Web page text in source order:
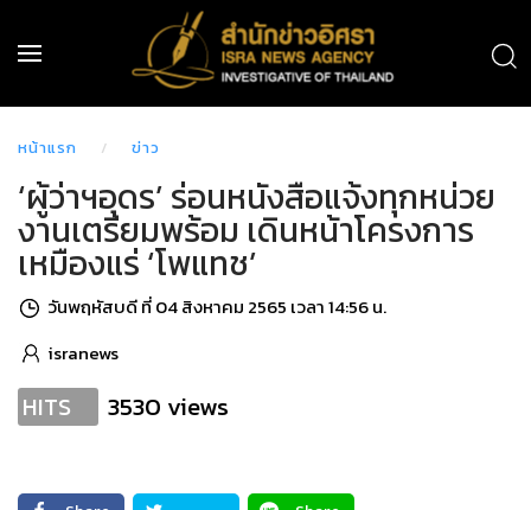
หน้าแรก ข่าว
‘ผู้ว่าฯอุดร’ ร่อนหนังสือแจ้งทุกหน่วย
งานเตรียมพร้อม เดินหน้าโครงการ
เหมืองแร่ ‘โพแทช’
วันพฤหัสบดี ที่ 04 สิงหาคม 2565 เวลา 14:56 น.
isranews
HITS 3530 views